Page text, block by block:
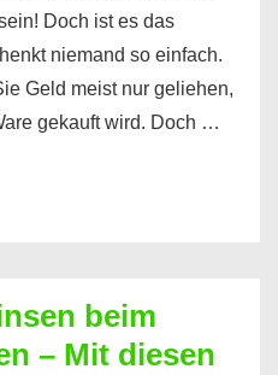
Doch ist es das
niemand so einfach.
Geld meist nur geliehen,
gekauft wird. Doch …
beim
– Mit diesen